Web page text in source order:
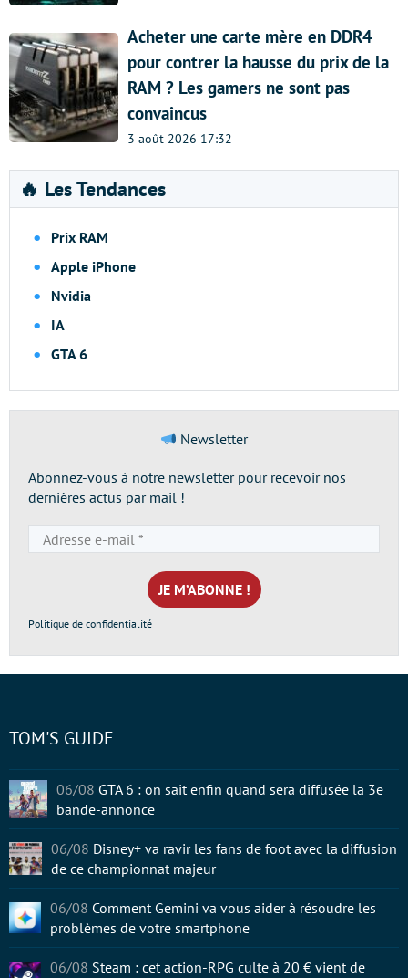
Acheter une carte mère en DDR4
pour contrer la hausse du prix de la
RAM ? Les gamers ne sont pas
convaincus
3 août 2026 17:32
🔥 Les Tendances
Prix RAM
Apple iPhone
Nvidia
IA
GTA 6
Newsletter
Abonnez-vous à notre newsletter pour recevoir nos
dernières actus par mail !
e-
mail
*
Politique de confidentialité
TOM'S GUIDE
06/08 GTA 6 : on sait enfin quand sera diffusée la 3e
bande-annonce
06/08 Disney+ va ravir les fans de foot avec la diffusion
de ce championnat majeur
06/08 Comment Gemini va vous aider à résoudre les
problèmes de votre smartphone
06/08 Steam : cet action-RPG culte à 20 € vient de